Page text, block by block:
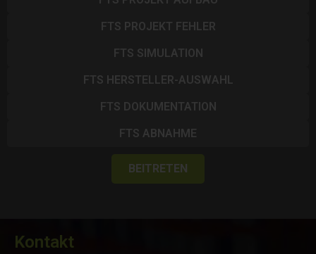
FTS PROJEKT FEHLER
FTS SIMULATION
FTS HERSTELLER-AUSWAHL
FTS DOKUMENTATION
FTS ABNAHME
BEITRETEN
Kontakt